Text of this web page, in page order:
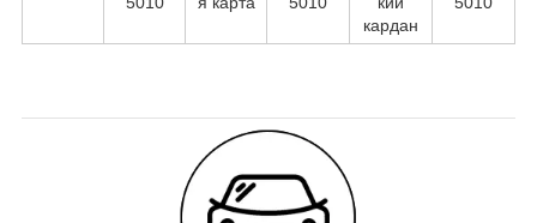
кардан